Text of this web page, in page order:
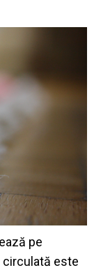
pe
circulată este